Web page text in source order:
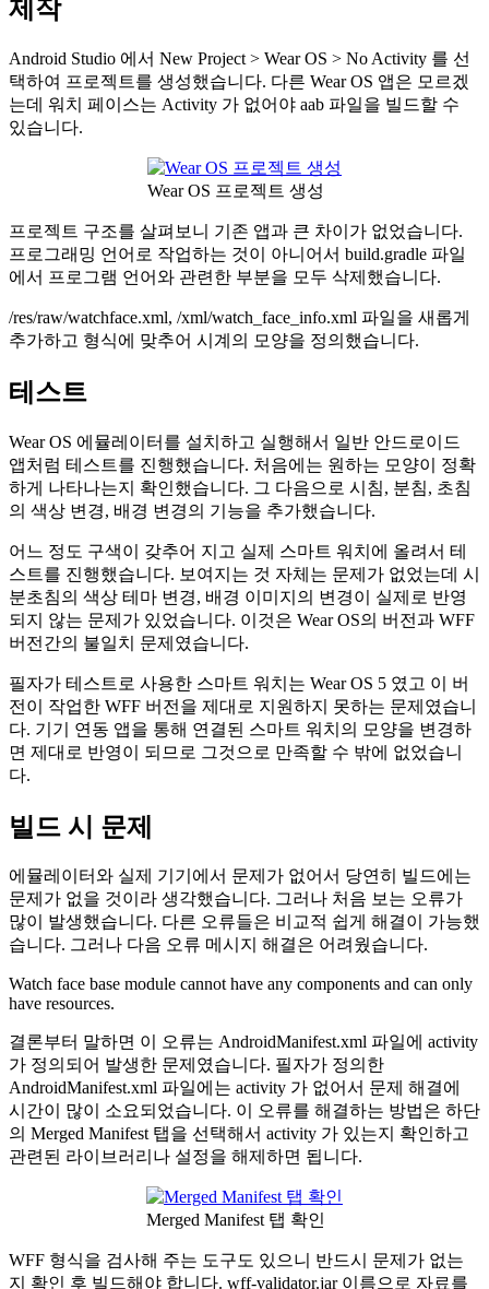
제작
Android Studio 에서 New Project > Wear OS > No Activity 를 선
택하여 프로젝트를 생성했습니다. 다른 Wear OS 앱은 모르겠
는데 워치 페이스는 Activity 가 없어야 aab 파일을 빌드할 수
있습니다.
Wear OS 프로젝트 생성
프로젝트 구조를 살펴보니 기존 앱과 큰 차이가 없었습니다.
프로그래밍 언어로 작업하는 것이 아니어서 build.gradle 파일
에서 프로그램 언어와 관련한 부분을 모두 삭제했습니다.
/res/raw/watchface.xml, /xml/watch_face_info.xml 파일을 새롭게
추가하고 형식에 맞추어 시계의 모양을 정의했습니다.
테스트
Wear OS 에뮬레이터를 설치하고 실행해서 일반 안드로이드
앱처럼 테스트를 진행했습니다. 처음에는 원하는 모양이 정확
하게 나타나는지 확인했습니다. 그 다음으로 시침, 분침, 초침
의 색상 변경, 배경 변경의 기능을 추가했습니다.
어느 정도 구색이 갖추어 지고 실제 스마트 워치에 올려서 테
스트를 진행했습니다. 보여지는 것 자체는 문제가 없었는데 시
분초침의 색상 테마 변경, 배경 이미지의 변경이 실제로 반영
되지 않는 문제가 있었습니다. 이것은 Wear OS의 버전과 WFF
버전간의 불일치 문제였습니다.
필자가 테스트로 사용한 스마트 워치는 Wear OS 5 였고 이 버
전이 작업한 WFF 버전을 제대로 지원하지 못하는 문제였습니
다. 기기 연동 앱을 통해 연결된 스마트 워치의 모양을 변경하
면 제대로 반영이 되므로 그것으로 만족할 수 밖에 없었습니
다.
빌드 시 문제
에뮬레이터와 실제 기기에서 문제가 없어서 당연히 빌드에는
문제가 없을 것이라 생각했습니다. 그러나 처음 보는 오류가
많이 발생했습니다. 다른 오류들은 비교적 쉽게 해결이 가능했
습니다. 그러나 다음 오류 메시지 해결은 어려웠습니다.
Watch face base module cannot have any components and can only
have resources.
결론부터 말하면 이 오류는 AndroidManifest.xml 파일에 activity
가 정의되어 발생한 문제였습니다. 필자가 정의한
AndroidManifest.xml 파일에는 activity 가 없어서 문제 해결에
시간이 많이 소요되었습니다. 이 오류를 해결하는 방법은 하단
의 Merged Manifest 탭을 선택해서 activity 가 있는지 확인하고
관련된 라이브러리나 설정을 해제하면 됩니다.
Merged Manifest 탭 확인
WFF 형식을 검사해 주는 도구도 있으니 반드시 문제가 없는
지 확인 후 빌드해야 합니다. wff-validator.jar 이름으로 자료를